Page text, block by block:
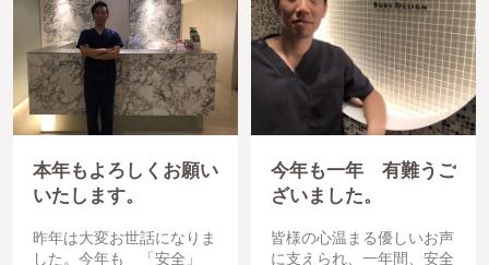
本年もよろしくお願い
いたします。
昨年は大変お世話になりま
した。今年も 「安全」
今年も一年 有難うご
ざいました。
皆様の心温まる優しいお声
に支えられ、一年間、安全